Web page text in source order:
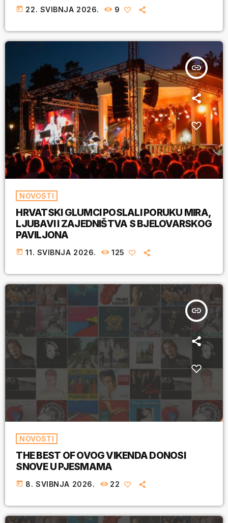
today 22. SVIBNJA 2026. 9
insert_link
NOVOSTI
HRVATSKI GLUMCI POSLALI PORUKU MIRA,
LJUBAVI I ZAJEDNIŠTVA S BJELOVARSKOG
PAVILJONA
today 11. SVIBNJA 2026. 125
insert_link
NOVOSTI
THE BEST OF OVOG VIKENDA DONOSI
SNOVE U PJESMAMA
today 8. SVIBNJA 2026. 22